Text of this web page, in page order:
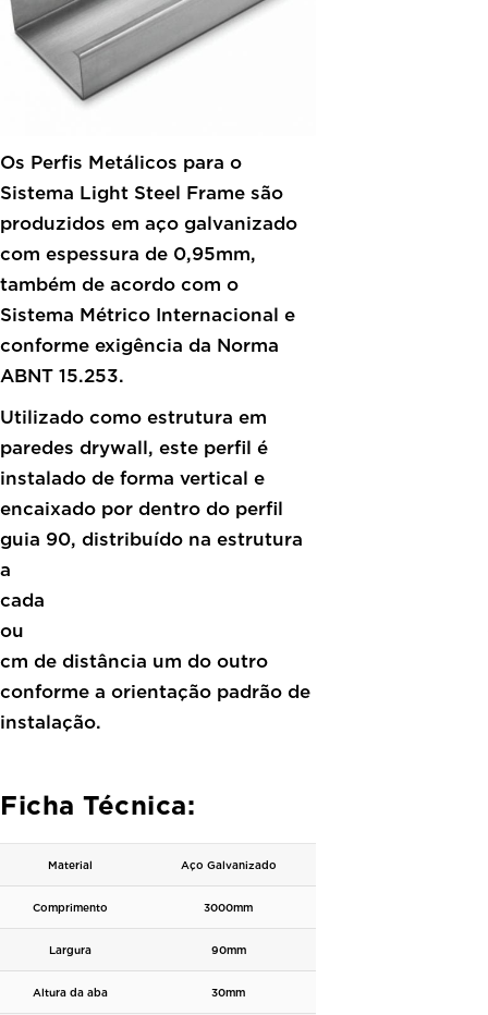
Os Perfis Metálicos para o
Sistema Light Steel Frame são
produzidos em aço galvanizado
com espessura de 0,95mm,
também de acordo com o
Sistema Métrico Internacional e
conforme exigência da Norma
ABNT 15.253.
Utilizado como estrutura em
paredes drywall, este perfil é
instalado de forma vertical e
encaixado por dentro do perfil
guia 90, distribuído na estrutura
a
cada
ou
cm de distância um do outro
conforme a orientação padrão de
instalação.
Ficha Técnica:
Material Aço Galvanizado
Comprimento 3000mm
Largura 90mm
Altura da aba 30mm